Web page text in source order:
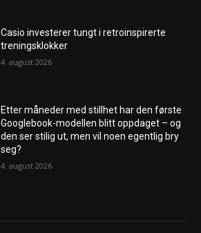
Casio investerer tungt i retroinspirerte
treningsklokker
4. august 2026
Etter måneder med stillhet har den første
Googlebook-modellen blitt oppdaget – og
den ser stilig ut, men vil noen egentlig bry
seg?
4. august 2026